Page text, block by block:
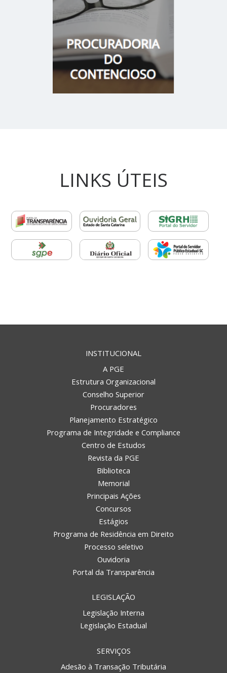
LINKS ÚTEIS
INSTITUCIONAL
A PGE
Estrutura Organizacional
Conselho Superior
Procuradores
Planejamento Estratégico
Programa de Integridade e Compliance
Centro de Estudos
Revista da PGE
Biblioteca
Memorial
Principais Ações
Concursos
Estágios
Programa de Residência em Direito
Processo seletivo
Ouvidoria
Portal da Transparência
LEGISLAÇÃO
Legislação Interna
Legislação Estadual
SERVIÇOS
Adesão à Transação Tributária